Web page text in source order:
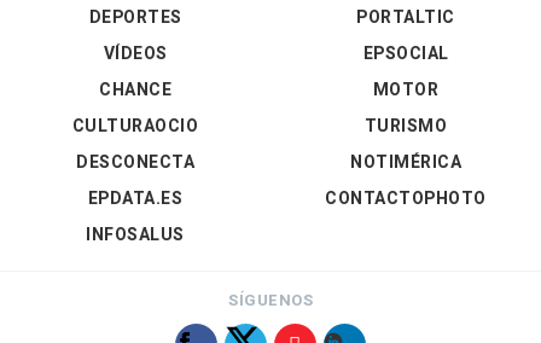
DEPORTES
VÍDEOS
PORTALTIC
EPSOCIAL
CHANCE
CULTURAOCIO
DESCONECTA
EPDATA.ES
INFOSALUS
MOTOR
TURISMO
NOTIMÉRICA
CONTACTOPHOTO
SÍGUENOS